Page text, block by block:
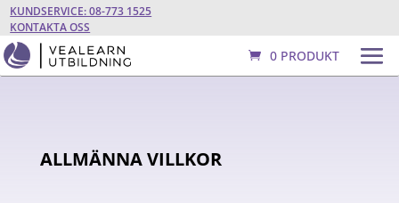
KUNDSERVICE: 08-773 1525
KONTAKTA OSS
0 PRODUKT
ALLMÄNNA VILLKOR